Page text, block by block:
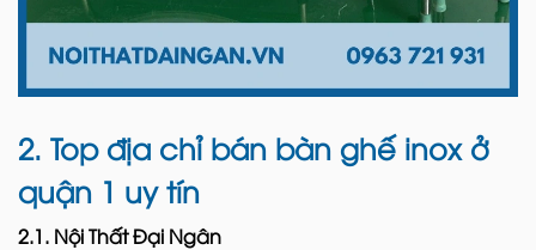
2. Top địa chỉ bán bàn ghế inox ở
quận 1 uy tín
2.1. Nội Thất Đại Ngân